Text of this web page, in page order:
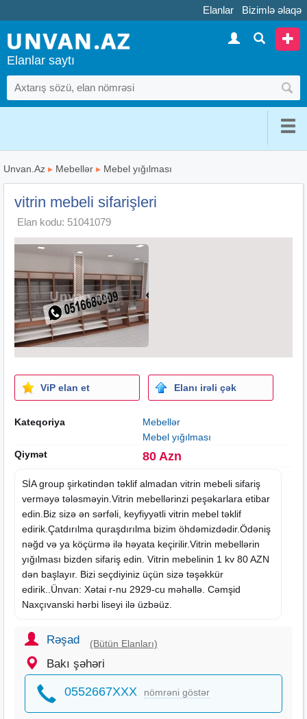
Elanlar Bizimlə əlaqə
Elanlar saytı
Unvan.Az ▸ Mebellər ▸ Mebel yığılması
vitrin mebeli sifarişleri
Elan kodu: 51041079
ViP elan et Elanı irəli çək
Kateqoriya
Mebellər
Mebel yığılması
Qiymət
80 Azn
SİA group şirkətindən təklif almadan vitrin mebeli sifariş
verməyə tələsməyin.Vitrin mebellərinzi peşəkarlara etibar
edin.Biz sizə ən sərfəli, keyfiyyətli vitrin mebel təklif
edirik.Çatdırılma quraşdırılma bizim öhdəmizdədir.Ödəniş
nəğd və ya köçürmə ilə həyata keçirilir.Vitrin mebellərin
yığılması bizden sifariş edin. Vitrin mebelinin 1 kv 80 AZN
dən başlayır. Bizi seçdiyiniz üçün sizə təşəkkür
edirik..Ünvan: Xətai r-nu 2929-cu məhəllə. Cəmşid
Naxçıvanski hərbi liseyi ilə üzbəüz.
Rəşad (Bütün Elanları)
Bakı şəhəri
0552667XXX nömrəni göstər